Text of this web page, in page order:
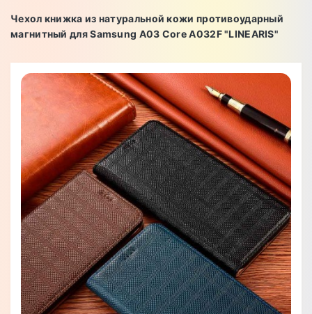
Чехол книжка из натуральной кожи противоударный
магнитный для Samsung A03 Core A032F "LINEARIS"